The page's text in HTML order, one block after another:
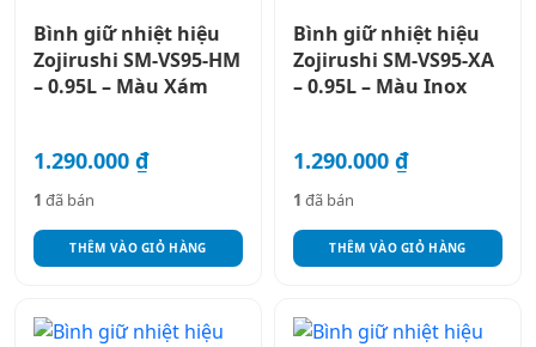
Bình giữ nhiệt hiệu
Zojirushi SM-VS95-HM
– 0.95L – Màu Xám
1.290.000 ₫
1 đã bán
THÊM VÀO GIỎ HÀNG
Bình giữ nhiệt hiệu
Zojirushi SM-VS95-XA
– 0.95L – Màu Inox
1.290.000 ₫
1 đã bán
THÊM VÀO GIỎ HÀNG